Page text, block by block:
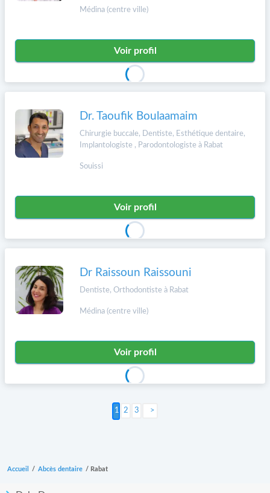
Médina (centre ville)
Voir profil
Dr. Taoufik Boulaamaim
Chirurgie buccale, Dentiste, Esthétique dentaire,
Implantologiste , Parodontologiste à Rabat
Souissi
Voir profil
Dr Raissoun Raissouni
Dentiste, Orthodontiste à Rabat
Médina (centre ville)
Voir profil
2 3 Suivant >
Accueil / Abcès dentaire / Rabat